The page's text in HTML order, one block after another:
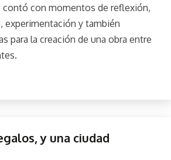
contó con momentos de reflexión,
experimentación y también
para la creación de una obra entre
y una ciudad